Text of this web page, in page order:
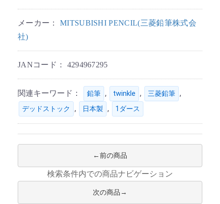
メーカー： MITSUBISHI PENCIL(三菱鉛筆株式会
社)
JANコード： 4294967295
関連キーワード： 鉛筆 , twinkle , 三菱鉛筆 ,
デッドストック , 日本製 , 1ダース
前の商品
検索条件内での商品ナビゲーション
次の商品